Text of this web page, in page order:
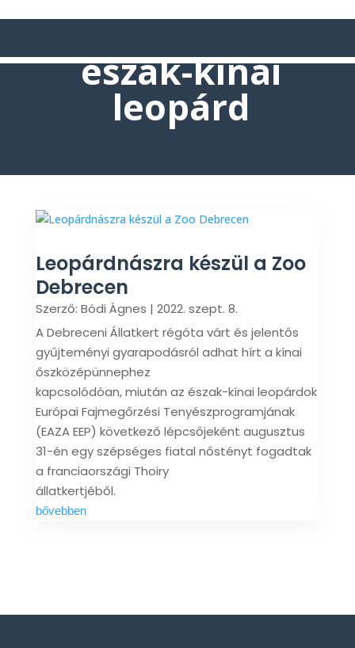
észak-kínai
leopárd
Leopárdnászra készül a Zoo
Debrecen
Szerző: Bódi Ágnes | 2022. szept. 8.
A Debreceni Állatkert régóta várt és jelentős
gyűjteményi gyarapodásról adhat hírt a kínai
őszközépünnephez
kapcsolódóan, miután az észak-kínai leopárdok
Európai Fajmegőrzési Tenyészprogramjának
(EAZA EEP) következő lépcsőjeként augusztus
31-én egy szépséges fiatal nőstényt fogadtak
a franciaországi Thoiry
állatkertjéből.
bővebben